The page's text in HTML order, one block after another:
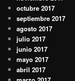
octubre 2017
septiembre 2017
agosto 2017
julio 2017
junio 2017
mayo 2017
abril 2017